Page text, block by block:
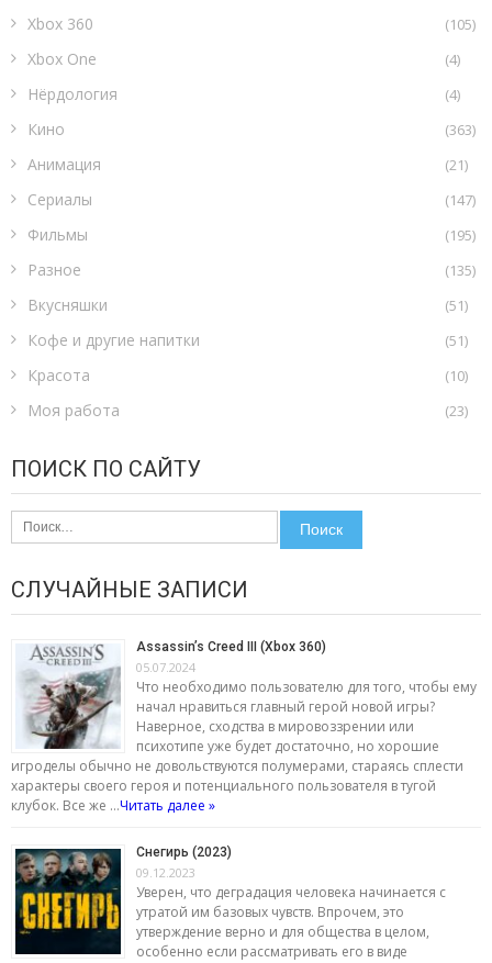
Xbox 360 (105)
Xbox One (4)
Нёрдология (4)
Кино (363)
Анимация (21)
Сериалы (147)
Фильмы (195)
Разное (135)
Вкусняшки (51)
Кофе и другие напитки (51)
Красота (10)
Моя работа (23)
ПОИСК ПО САЙТУ
Найти:
СЛУЧАЙНЫЕ ЗАПИСИ
Assassin’s Creed III (Xbox 360)
05.07.2024
Что необходимо пользователю для того, чтобы ему
начал нравиться главный герой новой игры?
Наверное, сходства в мировоззрении или
психотипе уже будет достаточно, но хорошие
игроделы обычно не довольствуются полумерами, стараясь сплести
характеры своего героя и потенциального пользователя в тугой
клубок. Все же …Читать далее »
Снегирь (2023)
09.12.2023
Уверен, что деградация человека начинается с
утратой им базовых чувств. Впрочем, это
утверждение верно и для общества в целом,
особенно если рассматривать его в виде